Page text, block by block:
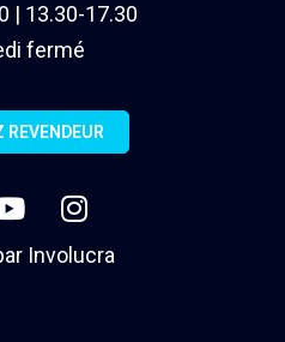
| 13.30-17.30
fermé
REVENDEUR
Involucra